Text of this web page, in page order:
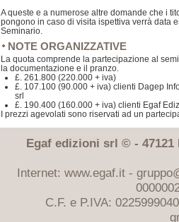
A queste e a numerose altre domande che i
pongono in caso di visita ispettiva verrà data
Seminario.
NOTE ORGANIZZATIVE
La quota comprende la partecipazione al
la documentazione e il pranzo.
£. 261.800 (220.000 + iva)
£. 107.100 (90.000 + iva) clienti Dagep
srl
£. 190.400 (160.000 + iva) clienti Egaf
I prezzi agevolati sono riservati ad un
Egaf edizioni srl © - 47121
Internet: www.egaf.it -
C.F. e P.IVA: